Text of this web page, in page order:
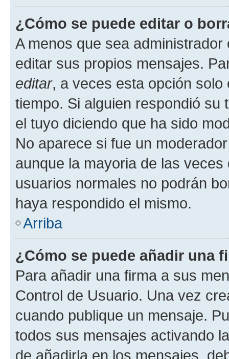
¿Cómo se puede editar o
A menos que sea
editar sus propios mensajes.
editar, a veces esta opción
tiempo. Si alguien respondió
el tuyo diciendo que ha sido
No aparece si fue un
aunque la mayoria de las
usuarios normales no podrán
haya respondido el mismo.
Arriba
¿Cómo se puede añadir una
Para añadir una firma a sus
Control de Usuario. Una vez
cuando publique un mensaje.
todos sus mensajes activando
de añadirla en los mensajes,